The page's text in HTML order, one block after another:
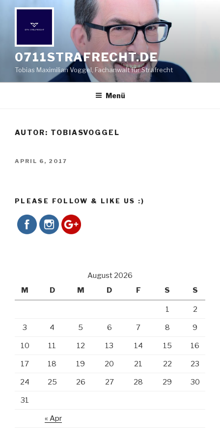
springen
0711STRAFRECHT.DE
Tobias Maximilian Voggel, Fachanwalt für Strafrecht
Menü
AUTOR: TOBIASVOGGEL
VERÖFFENTLICHT
APRIL 6, 2017
PLEASE FOLLOW & LIKE US :)
August 2026
M
D M D F S S
« Apr
1 2
3 4 5 6 7 8 9
10 11 12 13 14 15 16
17 18 19 20 21 22 23
24 25 26 27 28 29 30
31